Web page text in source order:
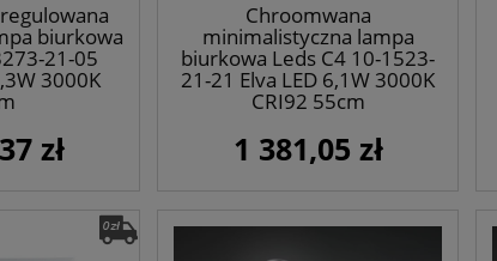
biurkowa
21-05
3000K
zł
Chroomwana
minimalistyczna lampa
biurkowa Leds C4 10-1523-
21-21 Elva LED 6,1W 3000K
CRI92 55cm
1 381,05 zł